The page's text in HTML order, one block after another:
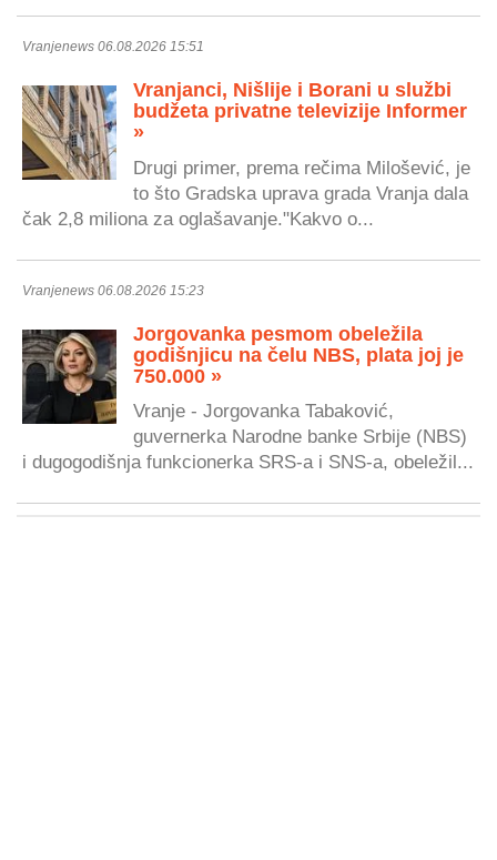
Vranjenews 06.08.2026 15:51
Vranjanci, Nišlije i Borani u službi
budžeta privatne televizije Informer
»
Drugi primer, prema rečima Milošević, je
to što Gradska uprava grada Vranja dala
čak 2,8 miliona za oglašavanje."Kakvo o...
Vranjenews 06.08.2026 15:23
Jorgovanka pesmom obeležila
godišnjicu na čelu NBS, plata joj je
750.000 »
Vranje - Jorgovanka Tabaković,
guvernerka Narodne banke Srbije (NBS)
i dugogodišnja funkcionerka SRS-a i SNS-a, obeležil...